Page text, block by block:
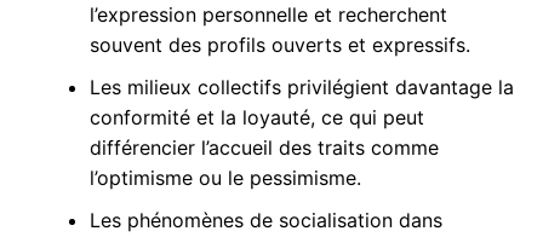
l’expression personnelle et recherchent
souvent des profils ouverts et expressifs.
Les milieux collectifs privilégient davantage la
conformité et la loyauté, ce qui peut
différencier l’accueil des traits comme
l’optimisme ou le pessimisme.
Les phénomènes de socialisation dans